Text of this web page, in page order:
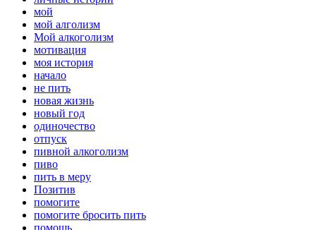
мой
мой алголизм
Мой алкоголизм
мотивация
моя история
начало
не пить
новая жизнь
новый год
одиночество
отпуск
пивной алкоголизм
пиво
пить в меру
Позитив
помогите
помогите бросить пить